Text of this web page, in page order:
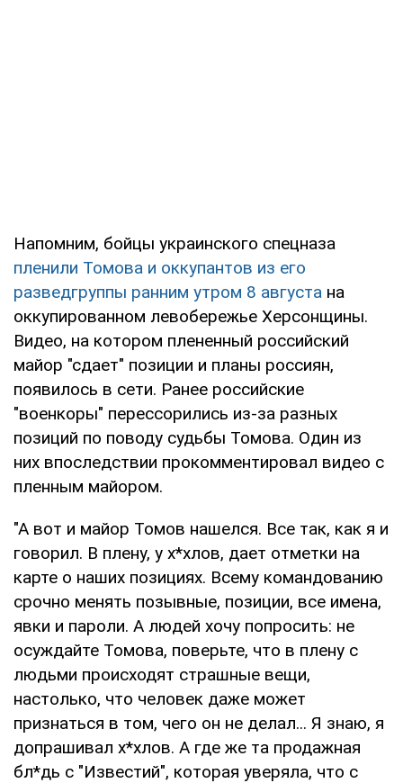
Напомним, бойцы украинского спецназа
пленили Томова и оккупантов из его
разведгруппы ранним утром 8 августа на
оккупированном левобережье Херсонщины.
Видео, на котором плененный российский
майор "сдает" позиции и планы россиян,
появилось в сети. Ранее российские
"военкоры" перессорились из-за разных
позиций по поводу судьбы Томова. Один из
них впоследствии прокомментировал видео с
пленным майором.
"А вот и майор Томов нашелся. Все так, как я и
говорил. В плену, у х*хлов, дает отметки на
карте о наших позициях. Всему командованию
срочно менять позывные, позиции, все имена,
явки и пароли. А людей хочу попросить: не
осуждайте Томова, поверьте, что в плену с
людьми происходят страшные вещи,
настолько, что человек даже может
признаться в том, чего он не делал... Я знаю, я
допрашивал х*хлов. А где же та продажная
бл*дь с "Известий", которая уверяла, что с